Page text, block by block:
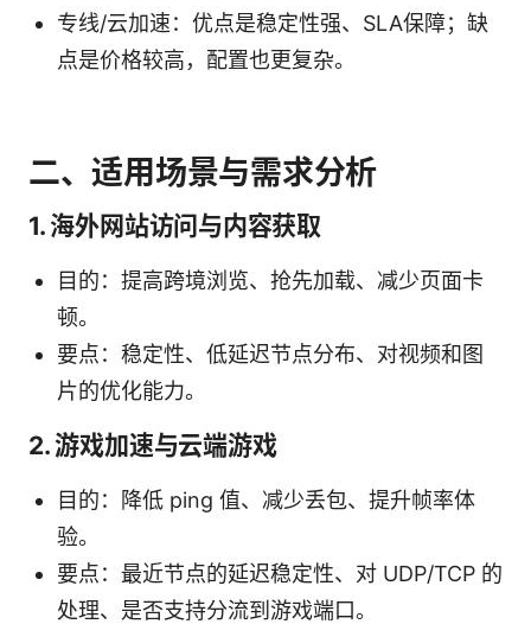
专线/云加速：优点是稳定性强、SLA保障；缺
点是价格较高，配置也更复杂。
二、适用场景与需求分析
1. 海外网站访问与内容获取
目的：提高跨境浏览、抢先加载、减少页面卡
顿。
要点：稳定性、低延迟节点分布、对视频和图
片的优化能力。
2. 游戏加速与云端游戏
目的：降低 ping 值、减少丢包、提升帧率体
验。
要点：最近节点的延迟稳定性、对 UDP/TCP 的
处理、是否支持分流到游戏端口。